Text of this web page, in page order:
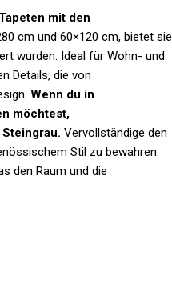
Tapeten mit den
cm und 60×120 cm, bietet sie
wurden. Ideal für Wohn- und
Details, die von
Wenn du in
möchtest,
Steingrau. Vervollständige den
Stil zu bewahren.
den Raum und die